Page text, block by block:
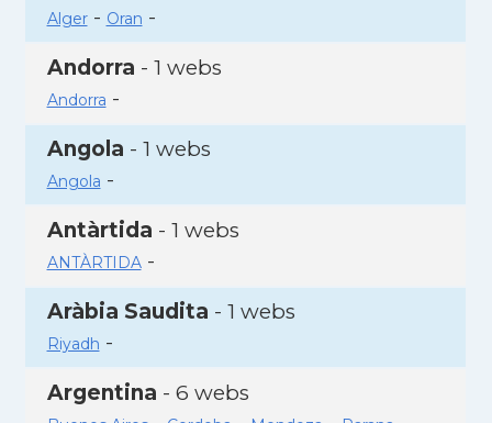
Alger- Oran -
Andorra - 1 webs
Andorra -
Angola - 1 webs
Angola -
Antàrtida - 1 webs
ANTÀRTIDA-
Aràbia Saudita - 1 webs
Riyadh -
Argentina - 6 webs